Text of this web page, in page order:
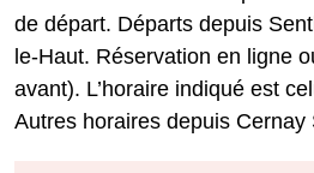
de départ. Départs depuis
le-Haut. Réservation en ligne
avant). L’horaire indiqué est
Autres horaires depuis Cernay